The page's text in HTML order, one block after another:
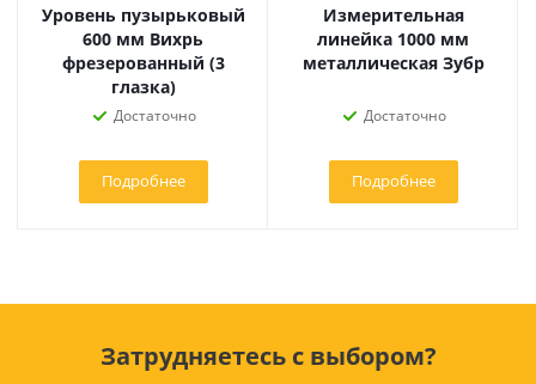
Уровень пузырьковый
600 мм Вихрь
фрезерованный (3
глазка)
Достаточно
Подробнее
Измерительная
линейка 1000 мм
металлическая Зубр
Достаточно
Подробнее
Затрудняетесь с выбором?